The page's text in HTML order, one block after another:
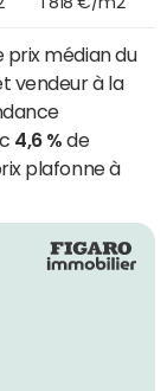
prix médian du
vendeur à la
4,6 % de
plafonne à